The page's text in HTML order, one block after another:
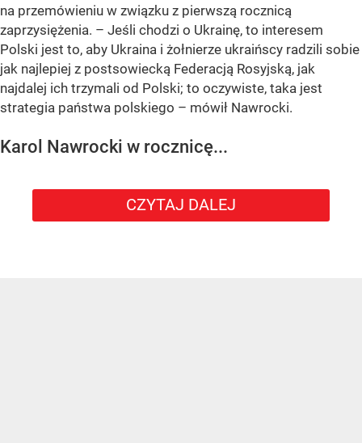
na przemówieniu w związku z pierwszą rocznicą
zaprzysiężenia. – Jeśli chodzi o Ukrainę, to interesem
Polski jest to, aby Ukraina i żołnierze ukraińscy radzili sobie
jak najlepiej z postsowiecką Federacją Rosyjską, jak
najdalej ich trzymali od Polski; to oczywiste, taka jest
strategia państwa polskiego – mówił Nawrocki.
Karol Nawrocki w rocznicę...
CZYTAJ DALEJ